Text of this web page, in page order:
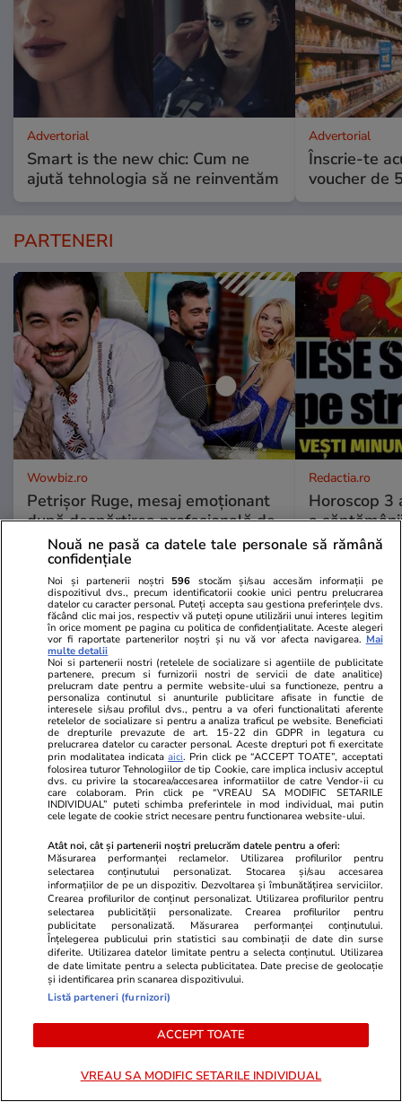
Advertorial
Smart is the new chic: Cum ne
ajută tehnologia să ne reinventăm
Advertorial
Înscrie-te
voucher de
PARTENERI
Wowbiz.ro
Petrișor Ruge, mesaj emoționant
după despărțirea profesională de
Andreea Bălan. Ce le-a transmis
fanilor
Redactia.ro
Horoscop 3
a
puternice
începi
POLITIC
Politică 02 aug.
Primele nume pentru un
premier tehnocrat au fost deja
avansate în negocierile politice.
Varianta respinsă categoric de
Nicușor Dan
Politică 01 aug.
Cristian Tudor Popescu: „Nici
măcar o Românie ajunsă
gubernie rusească nu i-ar
deranja”. Pe cine acuză că
blochează PNRR
Nouă ne pasă ca datele tale personale să rămână
confidențiale
Noi și partenerii noștri 596 stocăm și/sau accesăm informații pe
dispozitivul dvs., precum identificatorii cookie unici pentru prelucrarea
datelor cu caracter personal. Puteți accepta sau gestiona preferințele dvs.
făcând clic mai jos, respectiv vă puteți opune utilizării unui interes legitim
în orice moment pe pagina cu politica de confidențialitate. Aceste alegeri
vor fi raportate partenerilor noștri și nu vă vor afecta navigarea. Mai
multe detalii
Noi si partenerii nostri (retelele de socializare si agentiile de publicitate
partenere, precum si furnizorii nostri de servicii de date analitice)
prelucram date pentru a permite website-ului sa functioneze, pentru a
personaliza continutul si anunturile publicitare afisate in functie de
interesele si/sau profilul dvs., pentru a va oferi functionalitati aferente
retelelor de socializare si pentru a analiza traficul pe website. Beneficiati
de drepturile prevazute de art. 15-22 din GDPR in legatura cu
prelucrarea datelor cu caracter personal. Aceste drepturi pot fi exercitate
prin modalitatea indicataaici. Prin click pe “ACCEPT TOATE”, acceptati
folosirea tuturor Tehnologiilor de tip Cookie, care implica inclusiv acceptul
dvs. cu privire la stocarea/accesarea informatiilor de catre Vendor-ii cu
care colaboram. Prin click pe “VREAU SA MODIFIC SETARILE
INDIVIDUAL” puteti schimba preferintele in mod individual, mai putin
cele legate de cookie strict necesare pentru functionarea website-ului.
Atât noi, cât și partenerii noștri prelucrăm datele pentru a oferi:
Măsurarea performanței reclamelor. Utilizarea profilurilor pentru
selectarea conținutului personalizat. Stocarea și/sau accesarea
informațiilor de pe un dispozitiv. Dezvoltarea și îmbunătățirea serviciilor.
Crearea profilurilor de conținut personalizat. Utilizarea profilurilor pentru
selectarea publicității personalizate. Crearea profilurilor pentru
publicitate personalizată. Măsurarea performanței conținutului.
Înțelegerea publicului prin statistici sau combinații de date din surse
diferite. Utilizarea datelor limitate pentru a selecta conținutul. Utilizarea
de date limitate pentru a selecta publicitatea. Date precise de geolocație
și identificarea prin scanarea dispozitivului.
Listă parteneri (furnizori)
ACCEPT TOATE
VREAU SA MODIFIC SETARILE INDIVIDUAL